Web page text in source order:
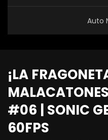
Auto
¡LA
#06 | SONIC
60FPS